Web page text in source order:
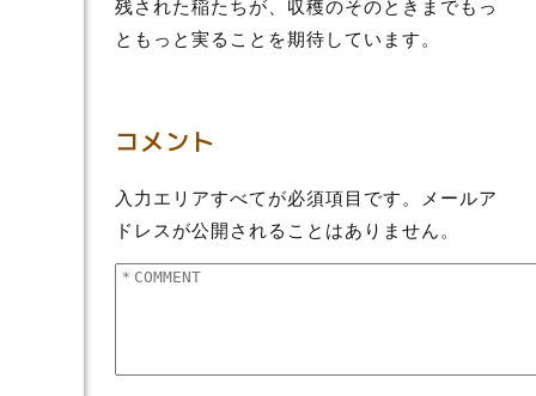
残された稲たちが、収穫のそのときまでもっ
ともっと実ることを期待しています。
コメント
入力エリアすべてが必須項目です。メールア
ドレスが公開されることはありません。